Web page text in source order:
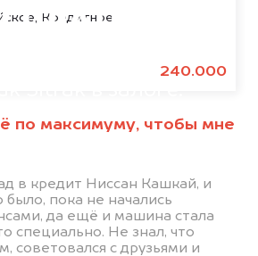
Кредитное
240.000
по максимуму, чтобы мне
в кредит Ниссан Кашкай, и
пока не начались
да ещё и машина стала
специально. Не знал, что
советовался с друзьями и
автомобиля
авто на 20.000 руб.
предлагают на